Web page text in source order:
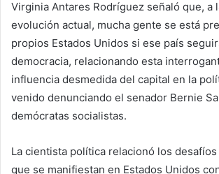
Virginia Antares Rodríguez señaló que, a
evolución actual, mucha gente se está
propios Estados Unidos si ese país
democracia, relacionando esta
influencia desmedida del capital en la
venido denunciando el senador Bernie
demócratas socialistas.
La cientista política relacionó los
que se manifiestan en Estados Unidos